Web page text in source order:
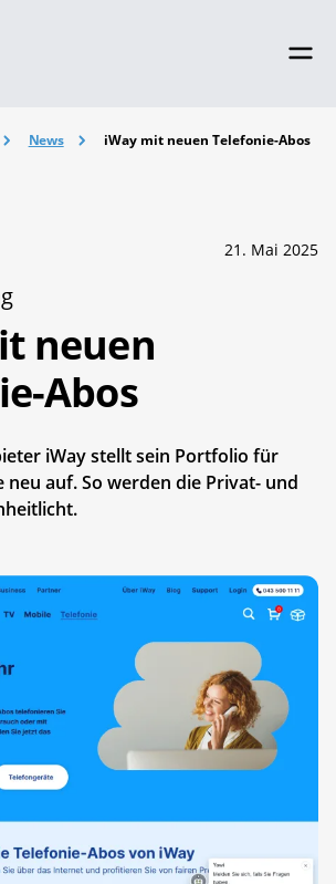
News iWay mit neuen Telefonie-Abos
21. Mai 2025
neuen
Abos
iWay stellt sein Portfolio für
neu auf. So werden die Privat- und